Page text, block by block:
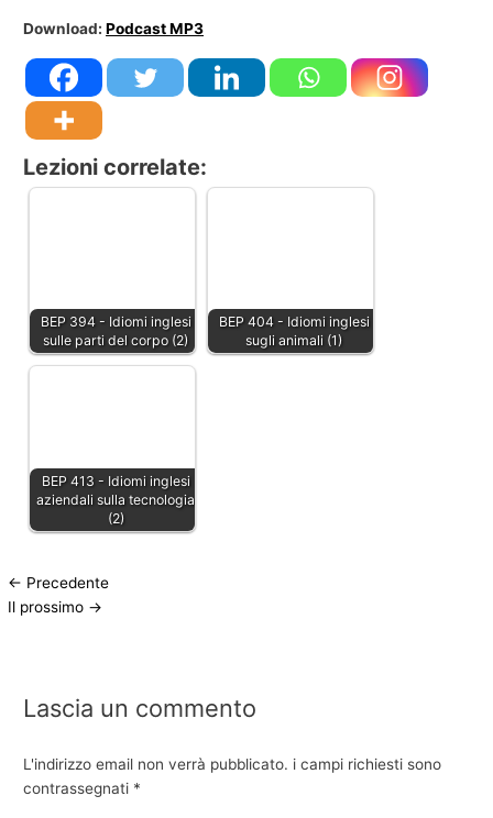
Download:Podcast MP3
Lezioni correlate:
BEP 394 - Idiomi inglesi
sulle parti del corpo (2)
BEP 404 - Idiomi inglesi
sugli animali (1)
BEP 413 - Idiomi inglesi
aziendali sulla tecnologia
(2)
← Precedente
Il prossimo →
Lascia un commento
L'indirizzo email non verrà pubblicato. i campi richiesti sono
contrassegnati *